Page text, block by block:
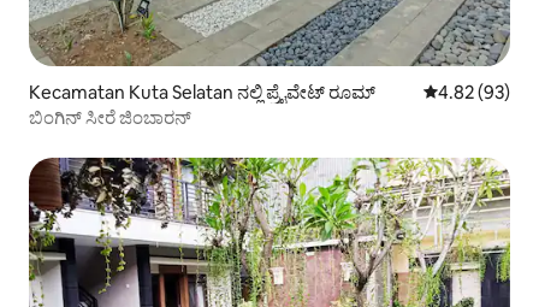
Kecamatan Kuta Selatan ನಲ್ಲಿ ಪ್ರೈವೇಟ್ ರೂಮ್ 5 ರಲ್ಲಿ 4.82
4.82 (93)
ಬಿಂಗಿನ್ ಸೀರೆ ಜಿಂಬಾರನ್